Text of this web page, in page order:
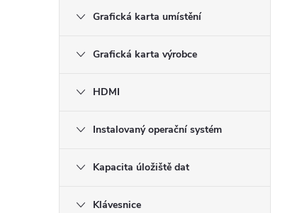
Grafická karta umístění
Grafická karta výrobce
HDMI
Instalovaný operační systém
Kapacita úložiště dat
Klávesnice